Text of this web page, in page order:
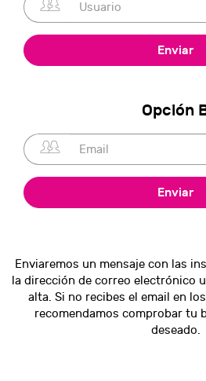
Opción
Enviaremos un mensaje con las
la dirección de correo electrónico
alta. Si no recibes el email en
recomendamos comprobar tu
deseado.